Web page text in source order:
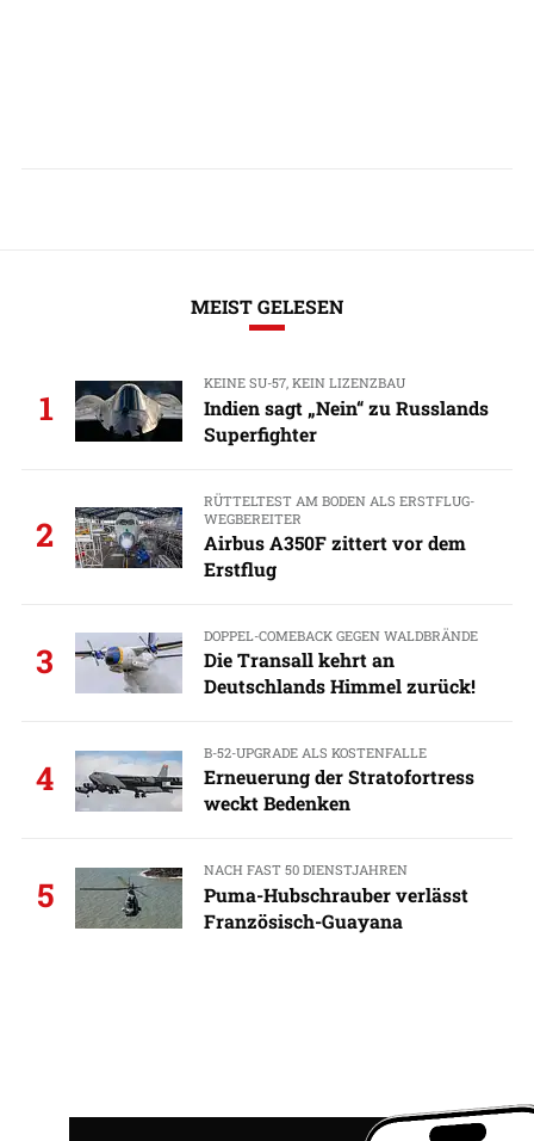
MEIST GELESEN
1
KEINE SU-57, KEIN LIZENZBAU
Indien sagt „Nein“ zu Russlands
Superfighter
2
RÜTTELTEST AM BODEN ALS ERSTFLUG-
WEGBEREITER
Airbus A350F zittert vor dem
Erstflug
3
DOPPEL-COMEBACK GEGEN WALDBRÄNDE
Die Transall kehrt an
Deutschlands Himmel zurück!
4
B-52-UPGRADE ALS KOSTENFALLE
Erneuerung der Stratofortress
weckt Bedenken
5
NACH FAST 50 DIENSTJAHREN
Puma-Hubschrauber verlässt
Französisch-Guayana